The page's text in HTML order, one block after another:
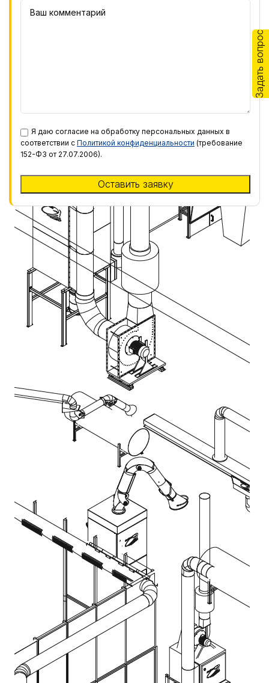
Я даю согласие на обработку персональных данных в
соответствии с Политикой конфиденциальности (требование
152-ФЗ от 27.07.2006).
Задать вопрос